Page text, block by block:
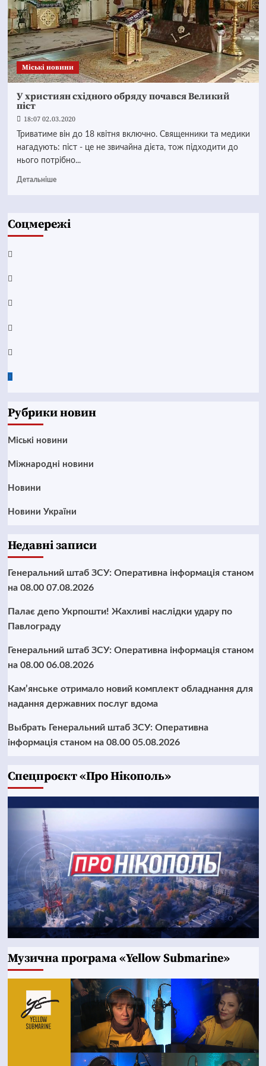
Mіські новини
У християн східного обряду почався Великий
піст
18:07 02.03.2020
Триватиме він до 18 квітня включно. Священники та медики
нагадують: піст - це не звичайна дієта, тож підходити до
нього потрібно...
Детальніше
Соцмережі
Facebook
YouTube
Telegram
Instagram
Twitter
Google
Рубрики новин
Mіські новини
Міжнародні новини
Новини
Новини України
Недавні записи
Генеральний штаб ЗСУ: Оперативна інформація станом
на 08.00 07.08.2026
Палає депо Укрпошти! Жахливі наслідки удару по
Павлограду
Генеральний штаб ЗСУ: Оперативна інформація станом
на 08.00 06.08.2026
Кам’янське отримало новий комплект обладнання для
надання державних послуг вдома
Выбрать Генеральний штаб ЗСУ: Оперативна
інформація станом на 08.00 05.08.2026
Cпецпроєкт «Про Нікополь»
Музична програма «Yellow Submarine»